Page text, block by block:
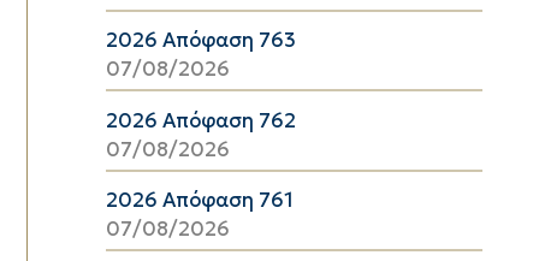
2026 Απόφαση 763
07/08/2026
2026 Απόφαση 762
07/08/2026
2026 Απόφαση 761
07/08/2026